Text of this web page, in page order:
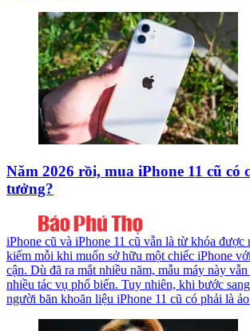
Năm 2026 rồi, mua iPhone 11 cũ có
tưởng?
iPhone cũ và iPhone 11 cũ vẫn là từ khóa
kiếm mỗi khi muốn sở hữu một chiếc iPhone
cận. Dù đã ra mắt nhiều năm, mẫu máy này
nhiều tác vụ phổ biến. Tuy nhiên, khi bước
người băn khoăn liệu iPhone 11 cũ có phải là